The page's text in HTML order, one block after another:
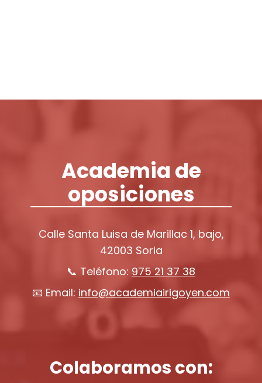
Academia de
oposiciones
Calle Santa Luisa de Marillac 1, bajo,
42003 Soria
📞 Teléfono: 975 21 37 38
📧 Email: info@academiairigoyen.com
Colaboramos con: